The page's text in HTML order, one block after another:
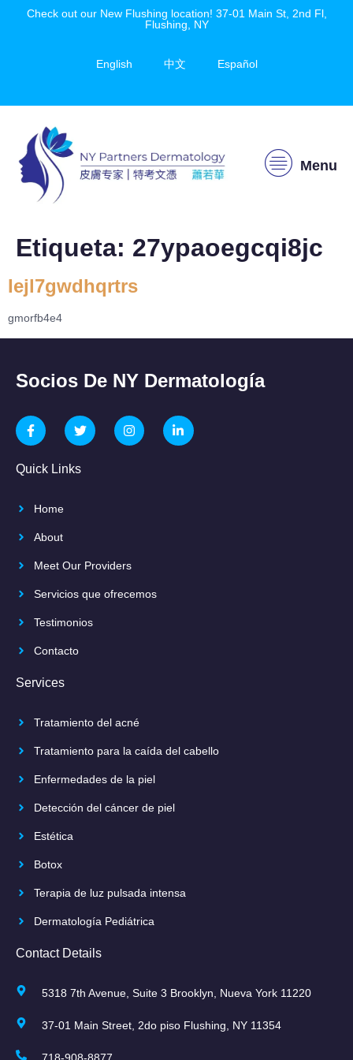
Check out our New Flushing location! 37-01 Main St, 2nd Fl,
Flushing, NY
English 中文 Español
Menu
Etiqueta: 27ypaoegcqi8jc
Iejl7gwdhqrtrs
gmorfb4e4
Socios De NY Dermatología
Quick Links
Home
About
Meet Our Providers
Servicios que ofrecemos
Testimonios
Contacto
Services
Tratamiento del acné
Tratamiento para la caída del cabello
Enfermedades de la piel
Detección del cáncer de piel
Estética
Botox
Terapia de luz pulsada intensa
Dermatología Pediátrica
Contact Details
5318 7th Avenue, Suite 3 Brooklyn, Nueva York 11220
37-01 Main Street, 2do piso Flushing, NY 11354